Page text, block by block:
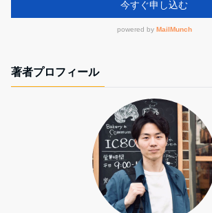
著者プロフィール